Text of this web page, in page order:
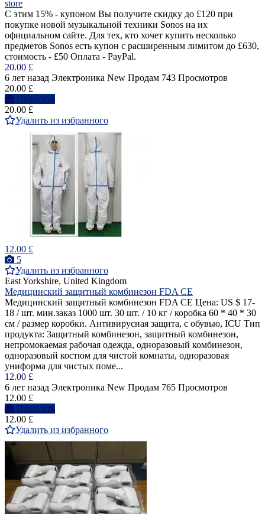
store
С этим 15% - купоном Вы получите скидку до £120 при
покупке новой музыкальной техники Sonos на их
официальном сайте. Для тех, кто хочет купить несколько
предметов Sonos есть купон с расширенным лимитом до £630,
стоимость - £50 Оплата - PayPal.
20.00 £
6 лет назад Электроника New Продам 743 Просмотров
20.00 £
Написать
20.00 £
Удалить из избранного
12.00 £
5
Удалить из избранного
East Yorkshire, United Kingdom
Медицинский защитный комбинезон FDA CE
Медицинский защитный комбинезон FDA CE Цена: US $ 17-
18 / шт. мин.заказ 1000 шт. 30 шт. / 10 кг / коробка 60 * 40 * 30
см / размер коробки. Антивирусная защита, с обувью, ICU Тип
продукта: Защитный комбинезон, защитный комбинезон,
непромокаемая рабочая одежда, одноразовый комбинезон,
одноразовый костюм для чистой комнаты, одноразовая
униформа для чистых поме...
12.00 £
6 лет назад Электроника New Продам 765 Просмотров
12.00 £
Написать
12.00 £
Удалить из избранного